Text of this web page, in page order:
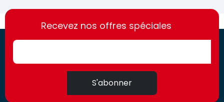
https://france-
access.fr
https://france-
access.fr
Recevez nos offres spéciales
S'abonner